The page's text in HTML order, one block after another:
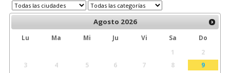
Agosto 2026
Lu Ma Mi Ju Vi Sa
Do
1
2
3
4 5 6 7 8
9